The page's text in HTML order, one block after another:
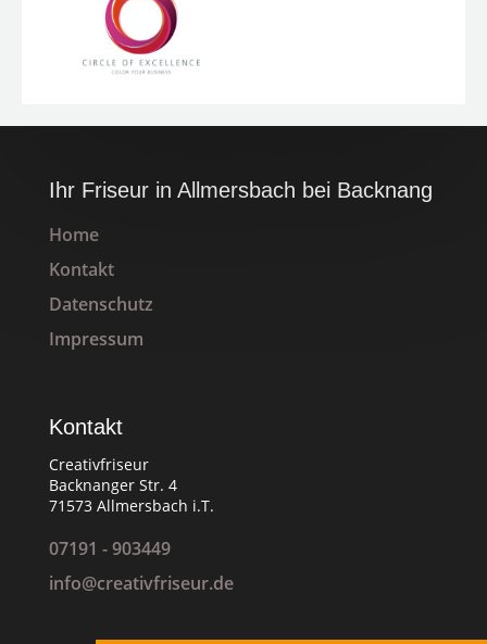
Ihr Friseur in Allmersbach bei Backnang
Home
Kontakt
Datenschutz
Impressum
Kontakt
Creativfriseur
Backnanger Str. 4
71573 Allmersbach i.T.
07191 - 903449
info@creativfriseur.de